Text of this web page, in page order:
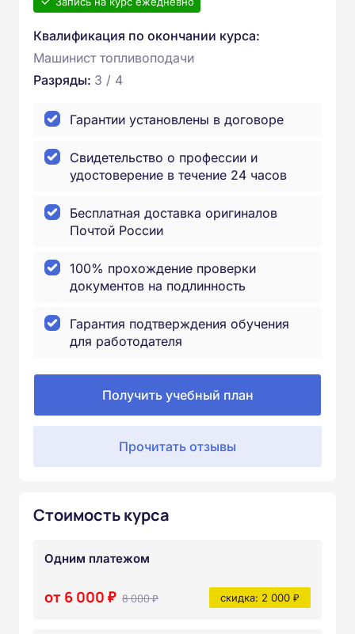
Квалификация по окончании курса:
Машинист топливоподачи
Разряды: 3 / 4
Гарантии установлены в договоре
Свидетельство о профессии и
удостоверение в течение 24 часов
Бесплатная доставка оригиналов
Почтой России
100% прохождение проверки
документов на подлинность
Гарантия подтверждения обучения
для работодателя
Получить учебный план
Прочитать отзывы
Стоимость курса
Одним платежом
от 6 000 ₽ 8 000 ₽ скидка: 2 000 ₽